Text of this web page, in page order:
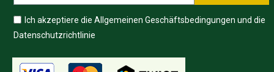
Ich akzeptiere die Allgemeinen Geschäftsbedingungen und die
Datenschutzrichtlinie